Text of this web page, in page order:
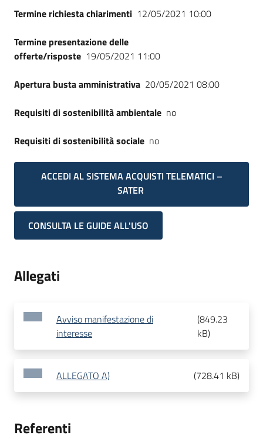
Termine richiesta chiarimenti 12/05/2021 10:00
Termine presentazione delle
offerte/risposte 19/05/2021 11:00
Apertura busta amministrativa 20/05/2021 08:00
Requisiti di sostenibilità ambientale no
Requisiti di sostenibilità sociale no
ACCEDI AL SISTEMA ACQUISTI TELEMATICI –
SATER
CONSULTA LE GUIDE ALL'USO
Allegati
Avviso manifestazione di
interesse
(849.23
kB)
ALLEGATO A) (728.41 kB)
Referenti